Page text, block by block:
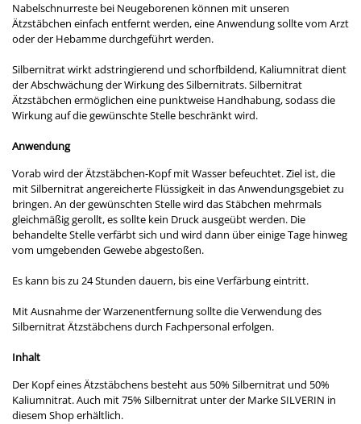
Nabelschnurreste bei Neugeborenen können mit unseren
Ätzstäbchen einfach entfernt werden, eine Anwendung sollte vom Arzt
oder der Hebamme durchgeführt werden.
Silbernitrat wirkt adstringierend und schorfbildend, Kaliumnitrat dient
der Abschwächung der Wirkung des Silbernitrats. Silbernitrat
Ätzstäbchen ermöglichen eine punktweise Handhabung, sodass die
Wirkung auf die gewünschte Stelle beschränkt wird.
Anwendung
Vorab wird der Ätzstäbchen-Kopf mit Wasser befeuchtet. Ziel ist, die
mit Silbernitrat angereicherte Flüssigkeit in das Anwendungsgebiet zu
bringen. An der gewünschten Stelle wird das Stäbchen mehrmals
gleichmäßig gerollt, es sollte kein Druck ausgeübt werden. Die
behandelte Stelle verfärbt sich und wird dann über einige Tage hinweg
vom umgebenden Gewebe abgestoßen.
Es kann bis zu 24 Stunden dauern, bis eine Verfärbung eintritt.
Mit Ausnahme der Warzenentfernung sollte die Verwendung des
Silbernitrat Ätzstäbchens durch Fachpersonal erfolgen.
Inhalt
Der Kopf eines Ätzstäbchens besteht aus 50% Silbernitrat und 50%
Kaliumnitrat. Auch mit 75% Silbernitrat unter der Marke SILVERIN in
diesem Shop erhältlich.